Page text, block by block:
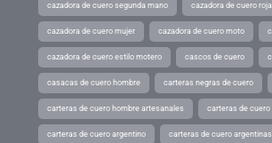
cazadora de cuero segunda mano cazadora de cuero
cazadora de cuero mujer cazadora de cuero moto
cazadora de cuero estilo motero cascos de cuero
casacas de cuero hombre carteras negras de cuero
carteras de cuero hombre artesanales carteras de cuero
carteras de cuero argentino carteras de cuero argentinas